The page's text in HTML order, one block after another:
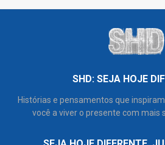
SHD: SEJA HOJE
Histórias e pensamentos que
você a viver o presente com mais